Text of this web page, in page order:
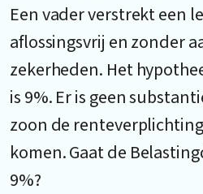
Een vader verstrekt een
aflossingsvrij en zonder
zekerheden. Het
is 9%. Er is geen
zoon de
komen. Gaat de
9%?